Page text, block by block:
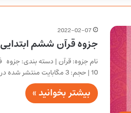
2022-02-07
جزوه قرآن ششم ابتدایی
10 | حجم: 3 مگابایت منتشر شده در…
بیشتر بخوانید »